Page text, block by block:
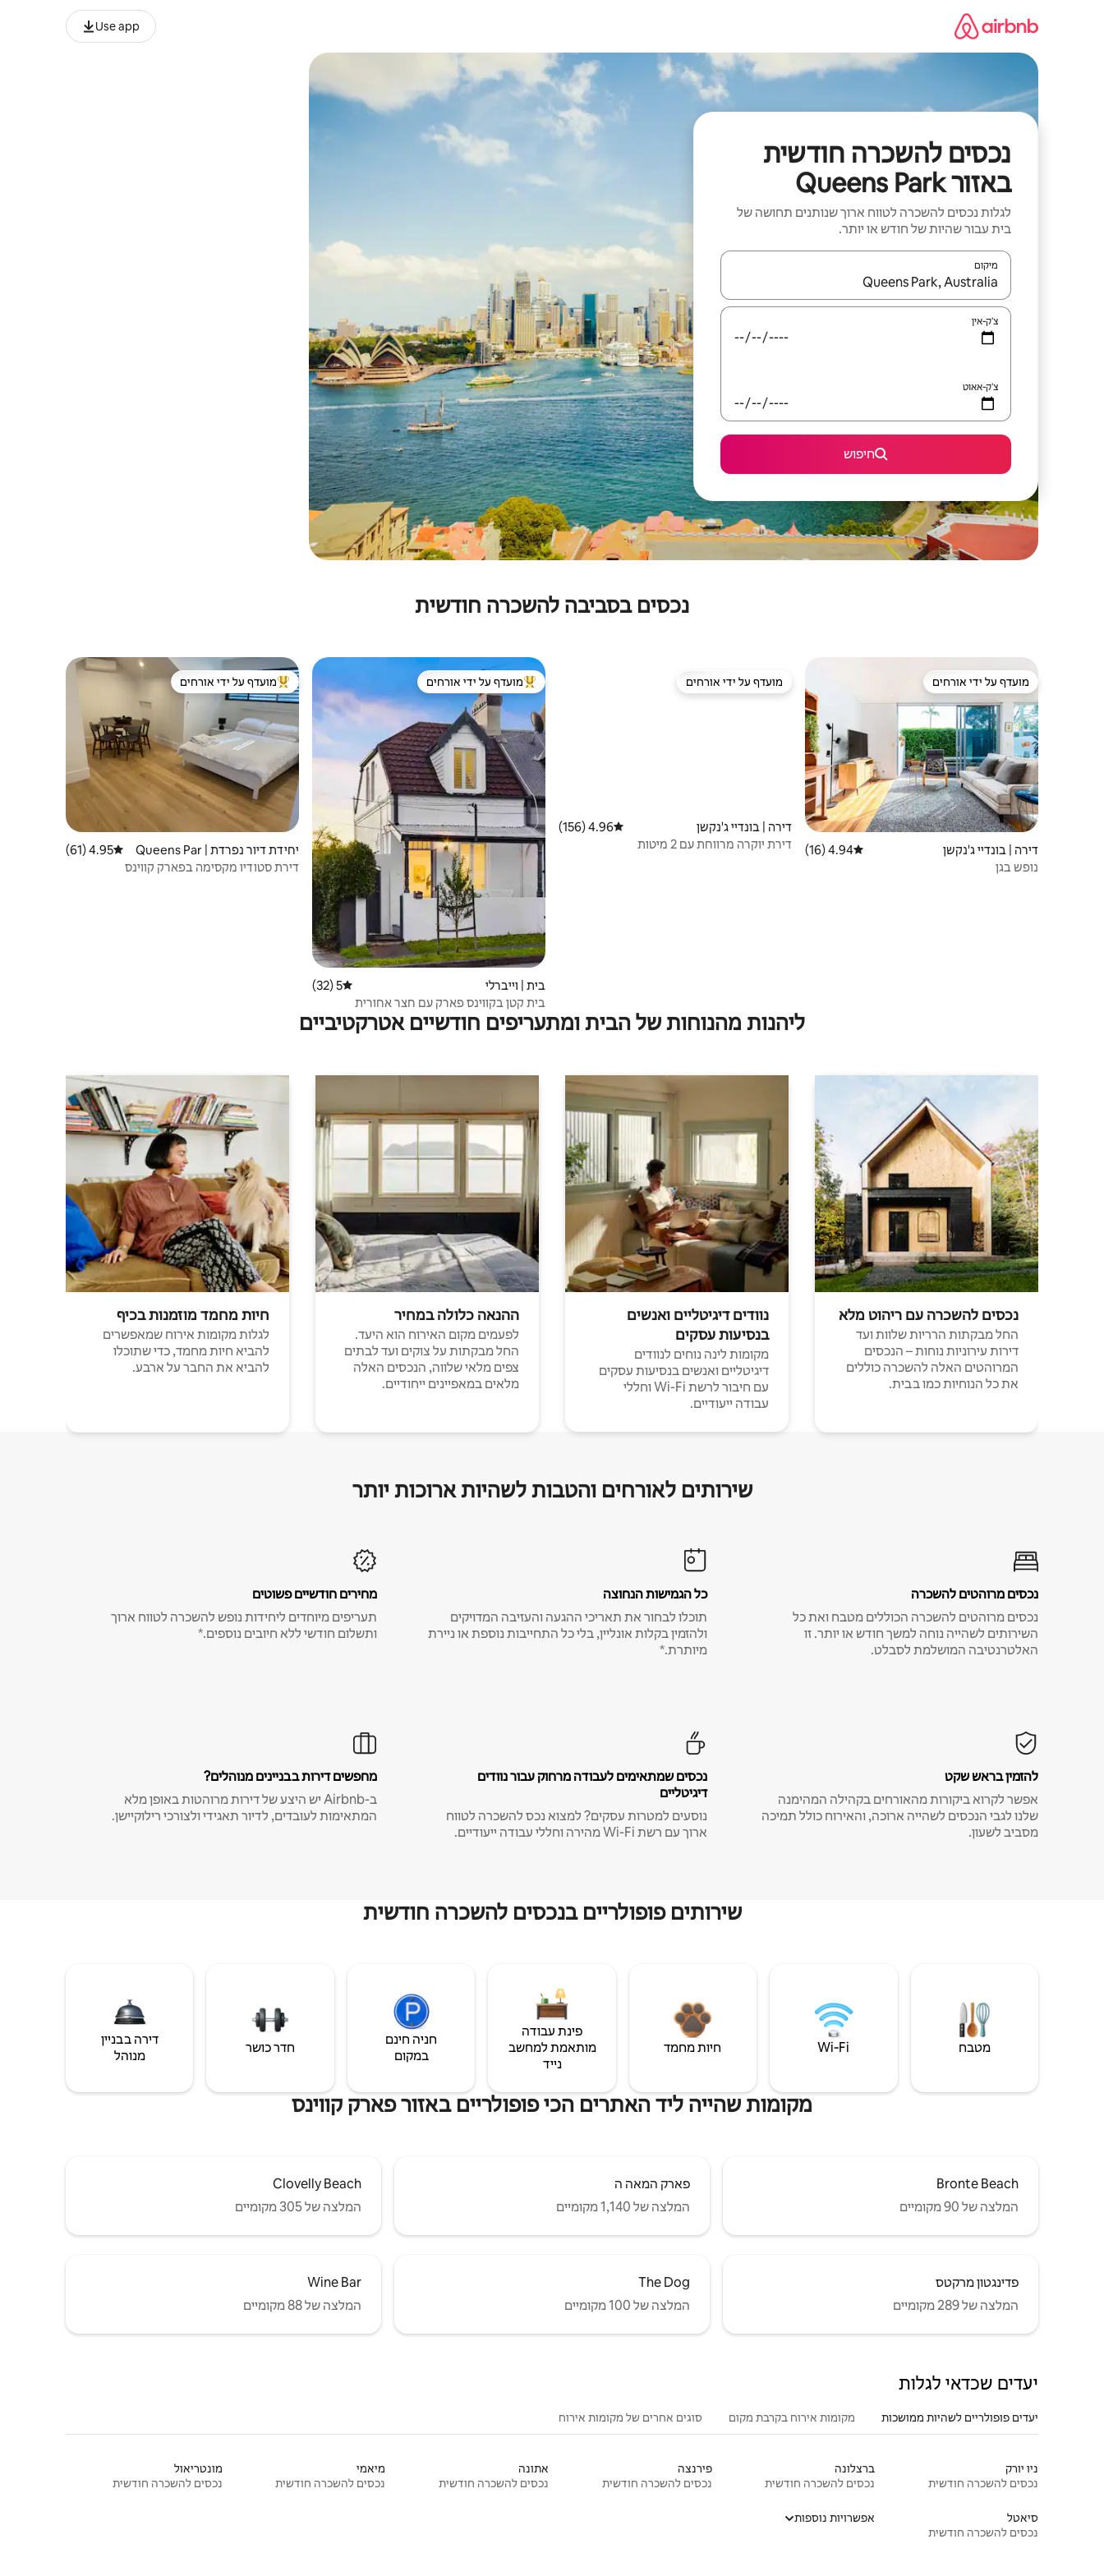
Use app
נכסים להשכרה חודשית
באזור Queens Park
לגלות נכסים להשכרה לטווח ארוך שנותנים תחושה של
בית עבור שהיות של חודש או יותר.
מיקום
כאשר התוצאות יהיו זמינות, יש לנווט עם מקשי החיצים למעלה ולמטה או לעיין בעזרת תנועות מגע או החלקה.
צ'ק-אין
צ'ק-אאוט
חיפוש
נכסים בסביבה להשכרה חודשית
מועדף על ידי אורחים
מועדף על ידי אורחים
דירה | בונדיי ג'נקשן דירוג ממוצע של 4.94 מתוך 5, 16 ביקורות
4.94 (16)
נופש בגן
מועדף על ידי אורחים
מועדף על ידי אורחים
דירה | בונדיי ג'נקשן דירוג ממוצע של 4.96 מתוך 5, 156 ביקורות
4.96 (156)
דירת יוקרה מרווחת עם 2 מיטות
מוביל בקרב נכסים מועדפים על ידי אורחים
מועדף על ידי אורחים
בית | וייברלי דירוג ממוצע של 5 מתוך 5, 32 ביקורות
5 (32)
בית קטן בקווינס פארק עם חצר אחורית
מוביל בקרב נכסים מועדפים על ידי אורחים
מועדף על ידי אורחים
יחידת דיור נפרדת | Queens Par
k
דירוג ממוצע של 4.95 מתוך 5, 61 ביקורות
4.95 (61)
דירת סטודיו מקסימה בפארק קווינס
ליהנות מהנוחות של הבית ומתעריפים חודשיים אטרקטיביים
נכסים להשכרה עם ריהוט מלא
החל מבקתות הרריות שלוות ועד
דירות עירוניות נוחות – הנכסים
המרוהטים האלה להשכרה כוללים
את כל הנוחיות כמו בבית.
נוודים דיגיטליים ואנשים
בנסיעות עסקים
מקומות לינה נוחים לנוודים
דיגיטליים ואנשים בנסיעות עסקים
עם חיבור לרשת Wi-Fi וחללי
עבודה ייעודיים.
ההנאה כלולה במחיר
לפעמים מקום האירוח הוא היעד.
החל מבקתות על צוקים ועד לבתים
צפים מלאי שלווה, הנכסים האלה
מלאים במאפיינים ייחודיים.
חיות מחמד מוזמנות בכיף
לגלות מקומות אירוח שמאפשרים
להביא חיות מחמד, כדי שתוכלו
להביא את החבר על ארבע.
שירותים לאורחים והטבות לשהיות ארוכות יותר
נכסים מרוהטים להשכרה
נכסים מרוהטים להשכרה הכוללים מטבח ואת כל
השירותים לשהייה נוחה למשך חודש או יותר. זו
האלטרנטיבה המושלמת לסבלט.
כל הגמישות הנחוצה
תוכלו לבחור את תאריכי ההגעה והעזיבה המדויקים
ולהזמין בקלות אונליין, בלי כל התחייבות נוספת או ניירת
מיותרת.*
מחירים חודשיים פשוטים
תעריפים מיוחדים ליחידות נופש להשכרה לטווח ארוך
ותשלום חודשי ללא חיובים נוספים.*
להזמין בראש שקט
אפשר לקרוא ביקורות מהאורחים בקהילה המהימנה
שלנו לגבי הנכסים לשהייה ארוכה, והאירוח כולל תמיכה
מסביב לשעון.
נכסים שמתאימים לעבודה מרחוק עבור נוודים
דיגיטליים
נוסעים למטרות עסקים? למצוא נכס להשכרה לטווח
ארוך עם רשת Wi-Fi מהירה וחללי עבודה ייעודיים.
מחפשים דירות בבניינים מנוהלים?
ב-Airbnb יש היצע של דירות מרוהטות באופן מלא
המתאימות לעובדים, לדיור תאגידי ולצורכי רילוקיישן.
שירותים פופולריים בנכסים להשכרה חודשית
מטבח Wi‑Fi חיות מחמד
פינת עבודה
מותאמת למחשב
נייד
חניה חינם
במקום
חדר כושר
דירה בבניין
מנוהל
מקומות שהייה ליד האתרים הכי פופולריים באזור פארק קווינס
Bronte Beach
המלצה של 90 מקומיים
פארק המאה ה
המלצה של 1,140 מקומיים
Clovelly Beach
המלצה של 305 מקומיים
פדינגטון מרקטס
המלצה של 289 מקומיים
The Dog
המלצה של 100 מקומיים
Wine Bar
המלצה של 88 מקומיים
יעדים שכדאי לגלות
יעדים פופולריים לשהיות ממושכות מקומות אירוח בקרבת מקום סוגים אחרים של מקומות אירוח
ניו יורק
נכסים להשכרה חודשית
ברצלונה
נכסים להשכרה חודשית
פירנצה
נכסים להשכרה חודשית
אתונה
נכסים להשכרה חודשית
מיאמי
נכסים להשכרה חודשית
מונטריאול
נכסים להשכרה חודשית
סיאטל
נכסים להשכרה חודשית
אפשרויות נוספות